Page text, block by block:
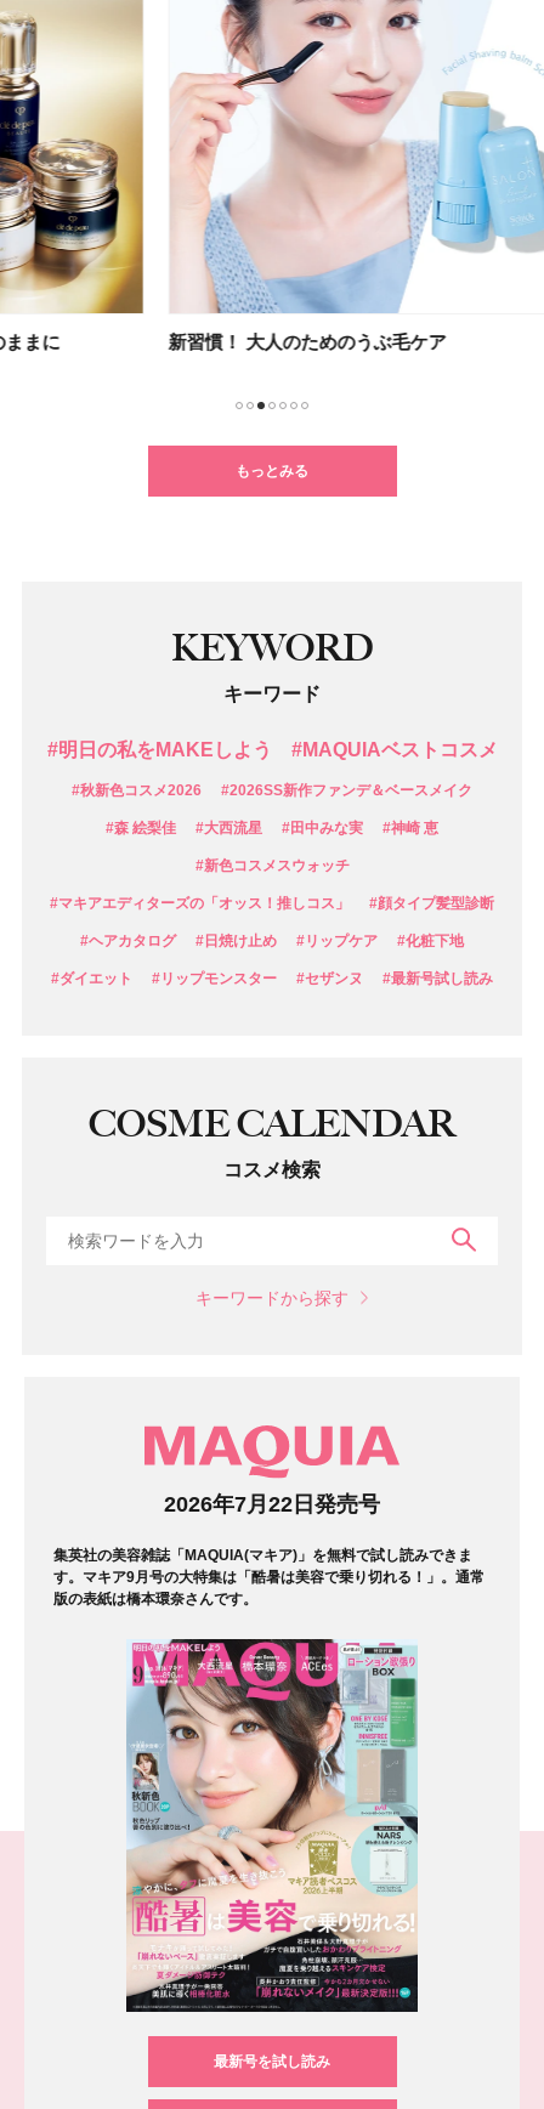
新習慣！ 大人のためのうぶ毛ケア
もっとみる
KEYWORD
キーワード
#明日の私をMAKEしよう #MAQUIAベストコスメ
#秋新色コスメ2026 #2026SS新作ファンデ＆ベースメイク
#森 絵梨佳 #大西流星 #田中みな実 #神崎 恵
#新色コスメスウォッチ
#マキアエディターズの「オッス！推しコス」 #顔タイプ髪型診断
#ヘアカタログ #日焼け止め #リップケア #化粧下地
#ダイエット #リップモンスター #セザンヌ #最新号試し読み
COSME CALENDAR
コスメ検索
キーワードから探す
2026年7月22日発売号
集英社の美容雑誌「MAQUIA(マキア)」を無料で試し読みできま
す。マキア9月号の大特集は「酷暑は美容で乗り切れる！」。通常
版の表紙は橋本環奈さんです。
最新号を試し読み